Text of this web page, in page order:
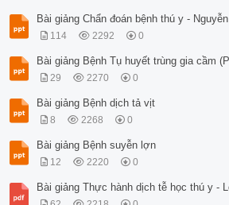
Bài giảng Chẩn đoán bệnh thú y -
114 2292 0
Bài giảng Bệnh Tụ huyết trùng gia cầm
29 2270 0
Bài giảng Bệnh dịch tả vịt
8 2268 0
Bài giảng Bệnh suyễn lợn
12 2220 0
Bài giảng Thực hành dịch tễ học thú y -